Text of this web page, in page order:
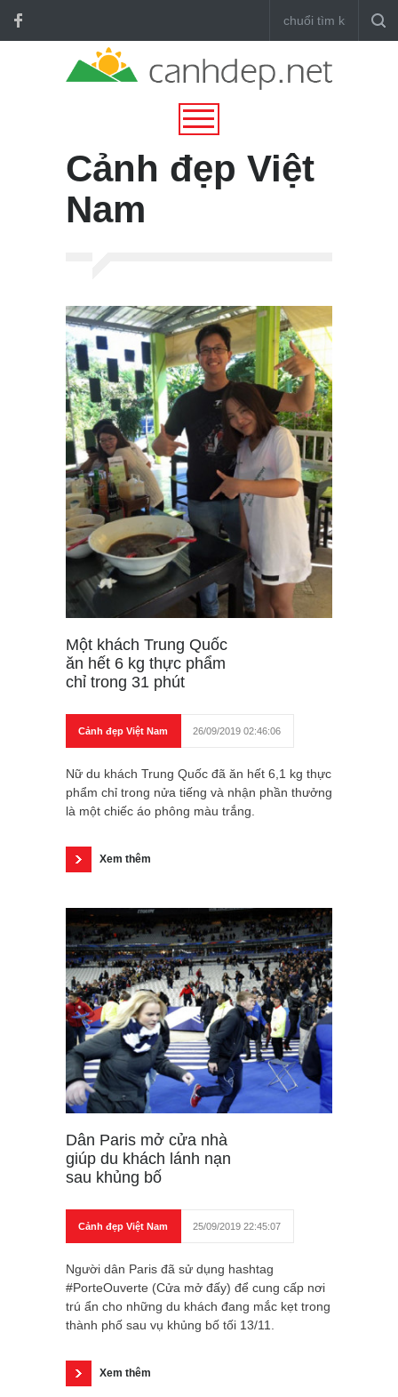
Cảnh đẹp Việt
Nam
Một khách Trung Quốc
ăn hết 6 kg thực phẩm
chỉ trong 31 phút
Cảnh đẹp Việt Nam 26/09/2019 02:46:06
Nữ du khách Trung Quốc đã ăn hết 6,1 kg thực
phẩm chỉ trong nửa tiếng và nhận phần thưởng
là một chiếc áo phông màu trắng.
Xem thêm
Dân Paris mở cửa nhà
giúp du khách lánh nạn
sau khủng bố
Cảnh đẹp Việt Nam 25/09/2019 22:45:07
Người dân Paris đã sử dụng hashtag
#PorteOuverte (Cửa mở đấy) để cung cấp nơi
trú ẩn cho những du khách đang mắc kẹt trong
thành phố sau vụ khủng bố tối 13/11.
Xem thêm